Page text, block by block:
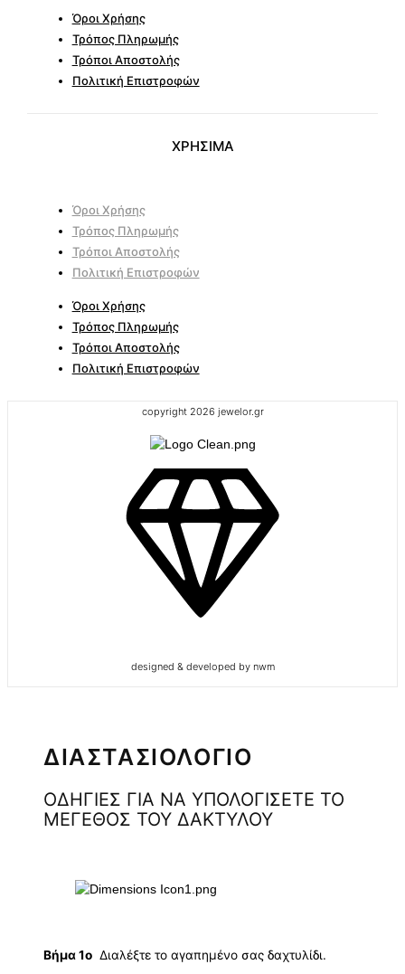
Όροι Χρήσης
Τρόπος Πληρωμής
Τρόποι Αποστολής
Πολιτική Επιστροφών
ΧΡΗΣΙΜΑ
Όροι Χρήσης
Τρόπος Πληρωμής
Τρόποι Αποστολής
Πολιτική Επιστροφών
Όροι Χρήσης
Τρόπος Πληρωμής
Τρόποι Αποστολής
Πολιτική Επιστροφών
copyright 2026 jewelor.gr
designed & developed by nwm
ΔΙΑΣΤΑΣΙΟΛΟΓΙΟ
ΟΔΗΓΙΕΣ ΓΙΑ ΝΑ ΥΠΟΛΟΓΙΣΕΤΕ ΤΟ
ΜΕΓΕΘΟΣ ΤΟΥ ΔΑΚΤΥΛΟΥ
Βήμα 1ο Διαλέξτε το αγαπημένο σας δαχτυλίδι.